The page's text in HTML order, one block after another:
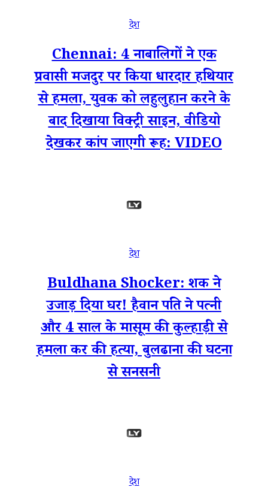
देश
Chennai: 4 नाबालिगों ने एक
प्रवासी मजदुर पर किया धारदार हथियार
से हमला, युवक को लहुलुहान करने के
बाद दिखाया विक्ट्री साइन, वीडियो
देखकर कांप जाएगी रूह: VIDEO
देश
Buldhana Shocker: शक ने
उजाड़ दिया घर! हैवान पति ने पत्नी
और 4 साल के मासूम की कुल्हाड़ी से
हमला कर की हत्या, बुलढाना की घटना
से सनसनी
देश